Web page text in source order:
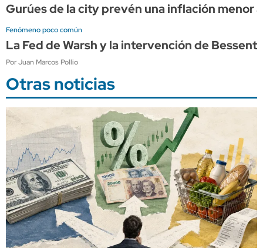
Gurúes de la city prevén una inflación menor
Fenómeno poco común
La Fed de Warsh y la intervención de
Por Juan Marcos Pollio
Otras noticias